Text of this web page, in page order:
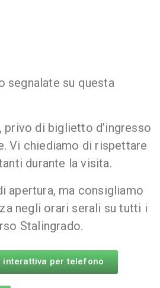
segnalate su questa
privo di biglietto d’ingresso
Vi chiediamo di rispettare
durante la visita.
apertura, ma consigliamo
negli orari serali su tutti i
Stalingrado.
interattiva per telefono